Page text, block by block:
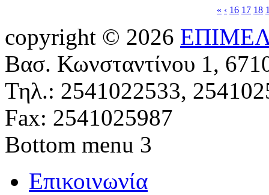
« ‹ 16 17 18
copyright © 2026
Βασ. Κωνσταντίνου 1,
Τηλ.: 2541022533,
Fax: 2541025987
Bottom menu 3
Επικοινωνία